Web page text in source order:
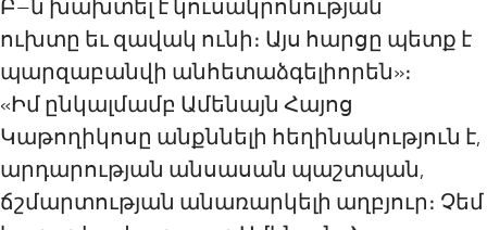
Բ–ն խախտել է կուսակրոնության
ուխտը եւ զավակ ունի։ Այս հարցը պետք է
պարզաբանվի անհետաձգելիորեն»։
«Իմ ընկալմամբ Ամենայն Հայոց
Կաթողիկոսը անքննելի հեղինակություն է,
արդարության անսասան պաշտպան,
ճշմարտության անառարկելի աղբյուր։ Չեմ